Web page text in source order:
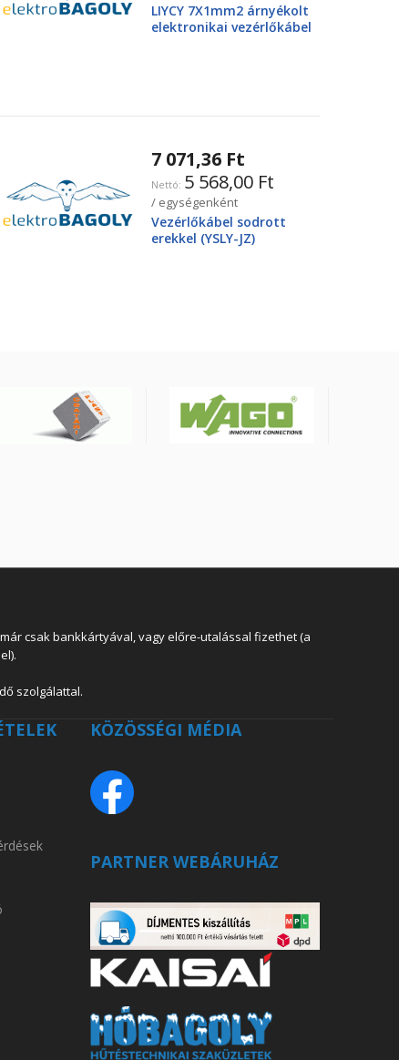
LIYCY 7X1mm2 árnyékolt
elektronikai vezérlőkábel
7 071,36 Ft
5 568,00 Ft
/ egységenként
Vezérlőkábel sodrott
erekkel (YSLY-JZ)
csak bankkártyával, vagy előre-utalással fizethet (a
szolgálattal.
KÖZÖSSÉGI MÉDIA
PARTNER WEBÁRUHÁZ